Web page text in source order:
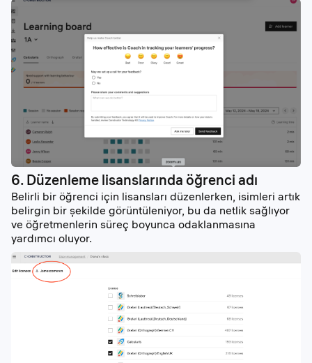
6. Düzenleme lisanslarında öğrenci adı
Belirli bir öğrenci için lisansları düzenlerken, isimleri artık
belirgin bir şekilde görüntüleniyor, bu da netlik sağlıyor
ve öğretmenlerin süreç boyunca odaklanmasına
yardımcı oluyor.